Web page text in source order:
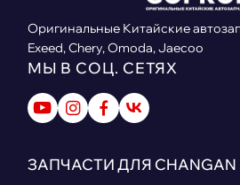
Оригинальные Китайские
Exeed, Chery, Omoda, Jaecoo
МЫ В СОЦ. СЕТЯХ
ЗАПЧАСТИ ДЛЯ CHANGAN